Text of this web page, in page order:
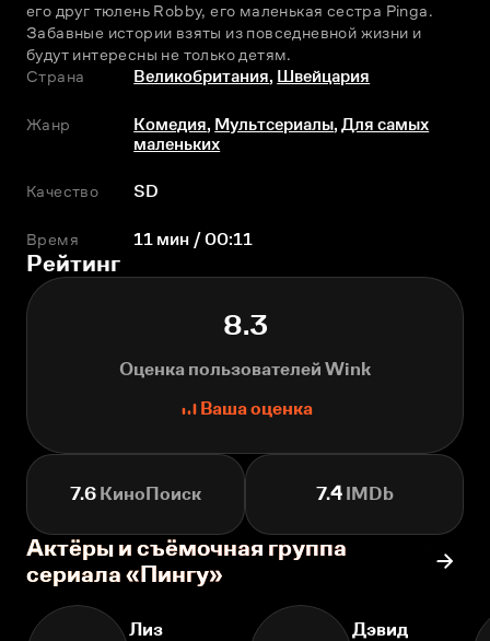
его друг тюлень Robby, его маленькая сестра Pinga.
Забавные истории взяты из повседневной жизни и
будут интересны не только детям.
Страна
Великобритания, Швейцария
Жанр Комедия, Мультсериалы,Для самых
маленьких
Качество SD
Время 11 мин / 00:11
Рейтинг
8.3
Оценка пользователей Wink
Ваша оценка
7.6 КиноПоиск 7.4IMDb
Актёры и съёмочная группа
сериала «Пингу»
Лиз
Дэвид